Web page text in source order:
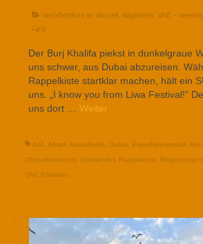
Veröffentlicht in: Aktuell Allgemein VAE -
0
Der Burj Khalifa piekst in dunkelgraue
uns schwer, aus Dubai abzureisen.
Rappelkiste startklar machen, hält ein
uns. „I know you from Liwa Festival!“
uns dort … Weiter
4x4 Allrad Autosheikh Dubai Expeditionsmobil
Offroadmuseum
Overlander, Rappelkiste
VAE.Emirates